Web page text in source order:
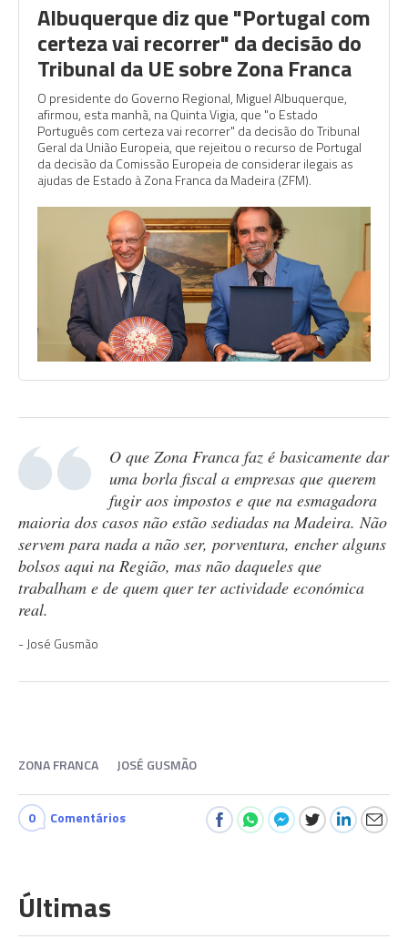
Albuquerque diz que "Portugal com
certeza vai recorrer" da decisão do
Tribunal da UE sobre Zona Franca
O presidente do Governo Regional, Miguel Albuquerque,
afirmou, esta manhã, na Quinta Vigia, que "o Estado
Português com certeza vai recorrer" da decisão do Tribunal
Geral da União Europeia, que rejeitou o recurso de Portugal
da decisão da Comissão Europeia de considerar ilegais as
ajudas de Estado à Zona Franca da Madeira (ZFM).
O que Zona Franca faz é basicamente dar
uma borla fiscal a empresas que querem
fugir aos impostos e que na esmagadora
maioria dos casos não estão sediadas na Madeira. Não
servem para nada a não ser, porventura, encher alguns
bolsos aqui na Região, mas não daqueles que
trabalham e de quem quer ter actividade económica
real.
José Gusmão
ZONA FRANCA JOSÉ GUSMÃO
0 Comentários
Últimas